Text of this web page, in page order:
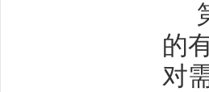
的
对